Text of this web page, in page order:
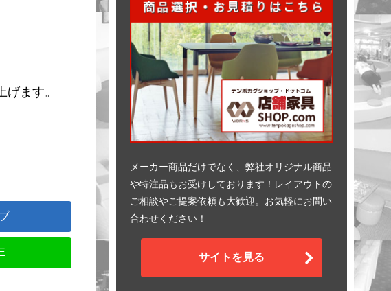
ます。
メーカー商品だけでなく、弊社オリジナル商品
や特注品もお受けしております！レイアウトの
ご相談やご提案依頼も大歓迎。お気軽にお問い
合わせください！
サイトを見る